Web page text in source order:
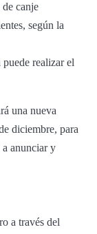
canje
según la
realizar el
una nueva
diciembre, para
a anunciar y
a través del